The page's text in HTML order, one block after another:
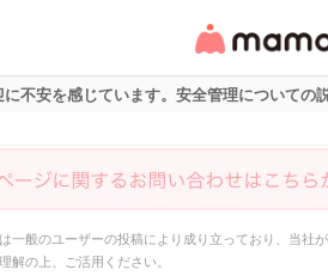
リ・情報サイト
不安を感じています。安全管理についての
一般のユーザーの投稿により成り立っており、当社
解の上、ご活用ください。